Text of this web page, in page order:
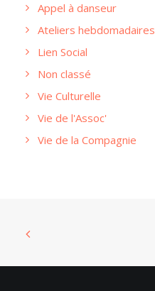
Appel à danseur
Ateliers hebdomadaires
Lien Social
Non classé
Vie Culturelle
Vie de l'Assoc'
Vie de la Compagnie